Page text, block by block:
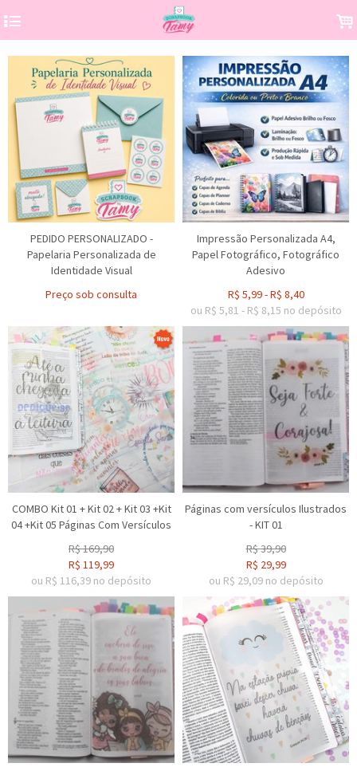
4 .
PEDIDO PERSONALIZADO -
Papelaria Personalizada de
Identidade Visual
Preço sob consulta
Impressão Personalizada A4,
Papel Fotográfico, Fotográfico
Adesivo
R$ 5,99-R$ 8,40
ou R$ 5,81 - R$ 8,15 no depósito
COMBO Kit 01 + Kit 02 + Kit 03 +Kit
04 +Kit 05 Páginas Com Versículos
R$169,90
R$ 119,99
ou R$ 116,39 no depósito
Páginas com versículos Ilustrados
- KIT 01
R$39,90
R$ 29,99
ou R$ 29,09 no depósito